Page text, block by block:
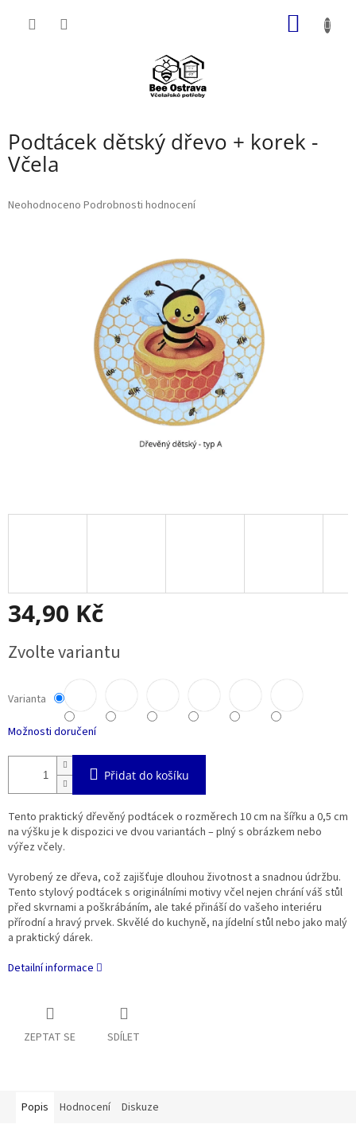
Podtácek dětský dřevo + korek -
Včela
Průměrné
Neohodnoceno Podrobnosti hodnocení
34,90 Kč
cena:
Zvolte variantu
Varianta
Možnosti doručení
Přidat do košíku
Tento praktický dřevěný podtácek o rozměrech 10 cm na šířku a 0,5 cm
na výšku je k dispozici ve dvou variantách – plný s obrázkem nebo
výřez včely.
Vyrobený ze dřeva, což zajišťuje dlouhou životnost a snadnou údržbu.
Tento stylový podtácek s originálními motivy včel nejen chrání váš stůl
před skvrnami a poškrábáním, ale také přináší do vašeho interiéru
přírodní a hravý prvek. Skvělé do kuchyně, na jídelní stůl nebo jako malý
a praktický dárek.
Detailní informace
ZEPTAT SE SDÍLET
Popis Hodnocení Diskuze